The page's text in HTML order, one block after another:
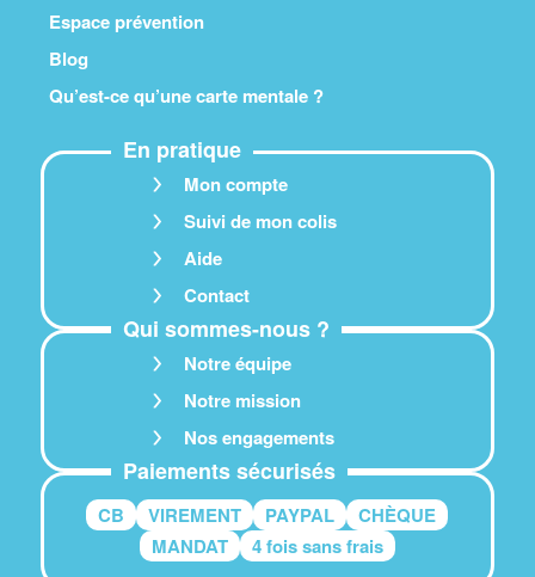
Espace prévention
Blog
Qu’est-ce qu’une carte mentale ?
En pratique
Mon compte
Suivi de mon colis
Aide
Contact
Qui sommes-nous ?
Notre équipe
Notre mission
Nos engagements
Paiements sécurisés
CB VIREMENT PAYPAL
CHÈQUE
MANDAT
4 fois sans frais